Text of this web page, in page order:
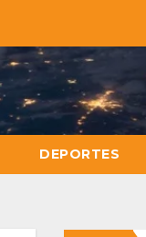
DEPORTES